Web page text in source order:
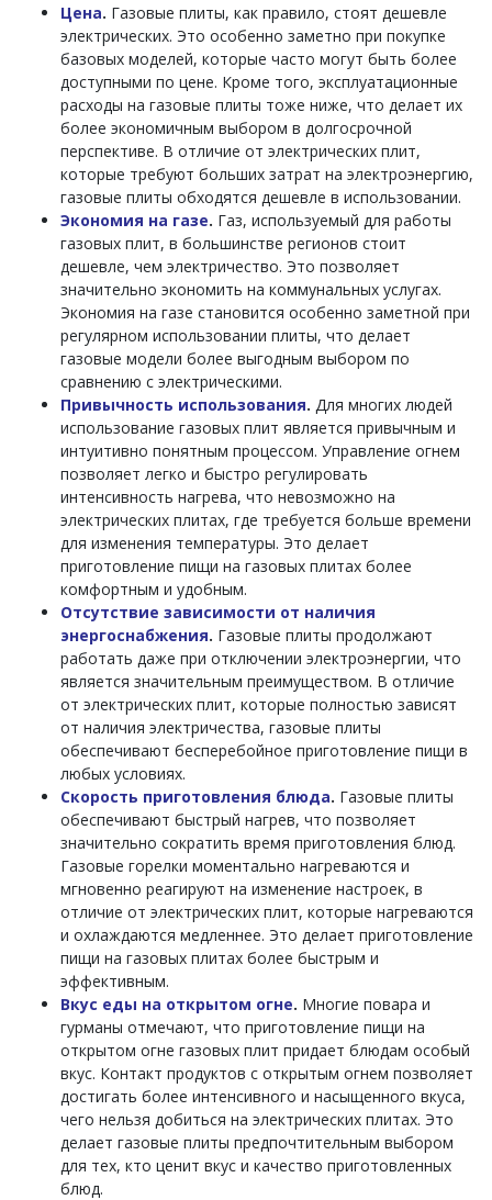
Цена. Газовые плиты, как правило, стоят дешевле
электрических. Это особенно заметно при покупке
базовых моделей, которые часто могут быть более
доступными по цене. Кроме того, эксплуатационные
расходы на газовые плиты тоже ниже, что делает их
более экономичным выбором в долгосрочной
перспективе. В отличие от электрических плит,
которые требуют больших затрат на электроэнергию,
газовые плиты обходятся дешевле в использовании.
Экономия на газе. Газ, используемый для работы
газовых плит, в большинстве регионов стоит
дешевле, чем электричество. Это позволяет
значительно экономить на коммунальных услугах.
Экономия на газе становится особенно заметной при
регулярном использовании плиты, что делает
газовые модели более выгодным выбором по
сравнению с электрическими.
Привычность использования. Для многих людей
использование газовых плит является привычным и
интуитивно понятным процессом. Управление огнем
позволяет легко и быстро регулировать
интенсивность нагрева, что невозможно на
электрических плитах, где требуется больше времени
для изменения температуры. Это делает
приготовление пищи на газовых плитах более
комфортным и удобным.
Отсутствие зависимости от наличия
энергоснабжения. Газовые плиты продолжают
работать даже при отключении электроэнергии, что
является значительным преимуществом. В отличие
от электрических плит, которые полностью зависят
от наличия электричества, газовые плиты
обеспечивают бесперебойное приготовление пищи в
любых условиях.
Скорость приготовления блюда. Газовые плиты
обеспечивают быстрый нагрев, что позволяет
значительно сократить время приготовления блюд.
Газовые горелки моментально нагреваются и
мгновенно реагируют на изменение настроек, в
отличие от электрических плит, которые нагреваются
и охлаждаются медленнее. Это делает приготовление
пищи на газовых плитах более быстрым и
эффективным.
Вкус еды на открытом огне. Многие повара и
гурманы отмечают, что приготовление пищи на
открытом огне газовых плит придает блюдам особый
вкус. Контакт продуктов с открытым огнем позволяет
достигать более интенсивного и насыщенного вкуса,
чего нельзя добиться на электрических плитах. Это
делает газовые плиты предпочтительным выбором
для тех, кто ценит вкус и качество приготовленных
блюд.